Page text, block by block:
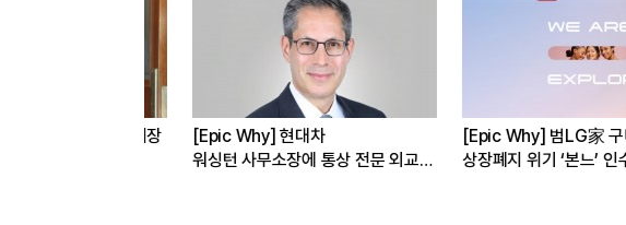
[Epic Why] 현대차
워싱턴 사무소장에 통상 전문 외교관
[Epic Why] 범LG家 구미현
상장폐지 위기 ‘본느’ 인수 왜?